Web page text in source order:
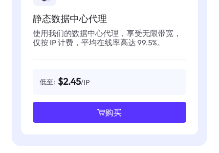
静态数据中心代理
使用我们的数据中心代理，享受无限带宽，
仅按 IP 计费，平均在线率高达 99.5%。
低至: $2.45/IP
购买